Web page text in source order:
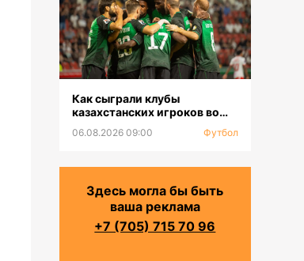
Как сыграли клубы
казахстанских игроков во
06.08.2026 09:00 Футбол
Здесь могла бы быть
ваша реклама
+7 (705) 715 70 96